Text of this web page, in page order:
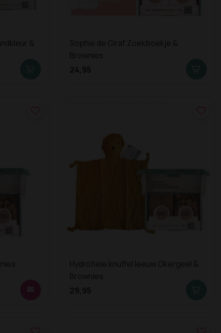
&
Sophie de Giraf Zoekboekje &
Brownies
24,95
Hydrofiele knuffel leeuw Okergeel &
Brownies
29,95